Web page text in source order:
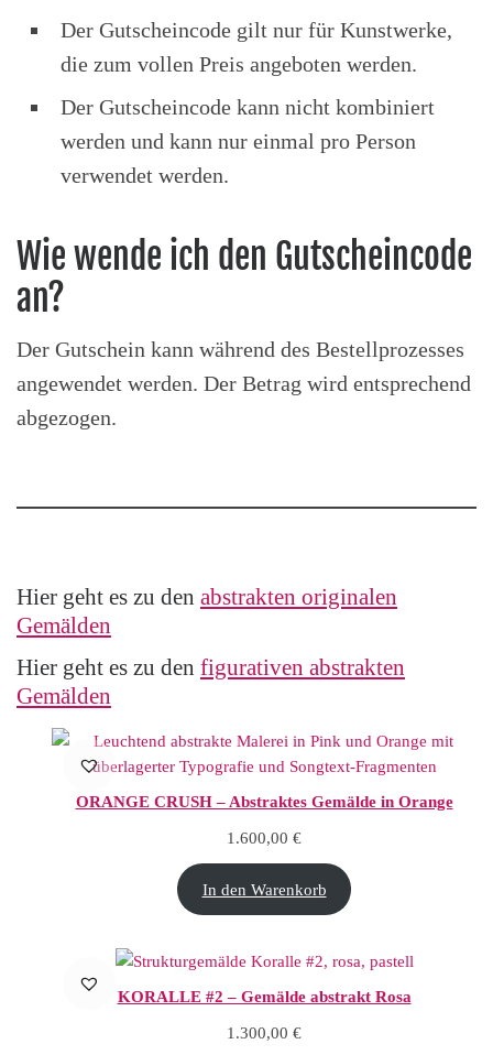
Der Gutscheincode gilt nur für Kunstwerke,
die zum vollen Preis angeboten werden.
Der Gutscheincode kann nicht kombiniert
werden und kann nur einmal pro Person
verwendet werden.
Wie wende ich den Gutscheincode
an?
Der Gutschein kann während des Bestellprozesses
angewendet werden. Der Betrag wird entsprechend
abgezogen.
Hier geht es zu den abstrakten originalen
Gemälden
Hier geht es zu den figurativen abstrakten
Gemälden
ORANGE CRUSH – Abstraktes Gemälde in Orange
1.600,00 €
In den Warenkorb
KORALLE #2 – Gemälde abstrakt Rosa
1.300,00 €